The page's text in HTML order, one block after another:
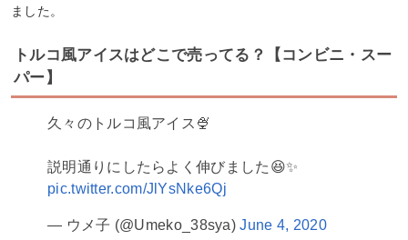
ました。
トルコ風アイスはどこで売ってる？【コンビニ・スー
パー】
久々のトルコ風アイス🍨
説明通りにしたらよく伸びました😆✨
pic.twitter.com/JlYsNke6Qj
— ウメ子 (@Umeko_38sya)June 4, 2020